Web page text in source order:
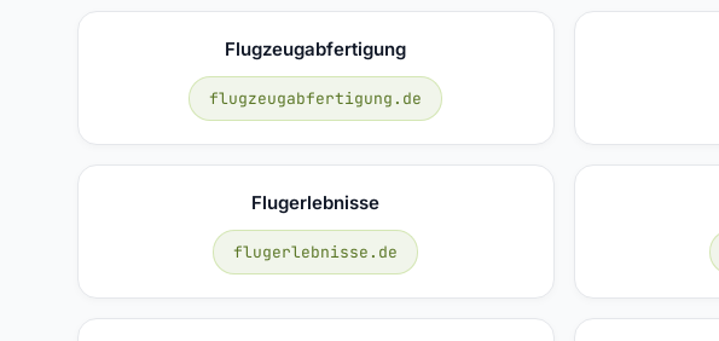
Flugzeugabfertigung
flugzeugabfertigung.de
Flugerlebnisse
flugerlebnisse.de